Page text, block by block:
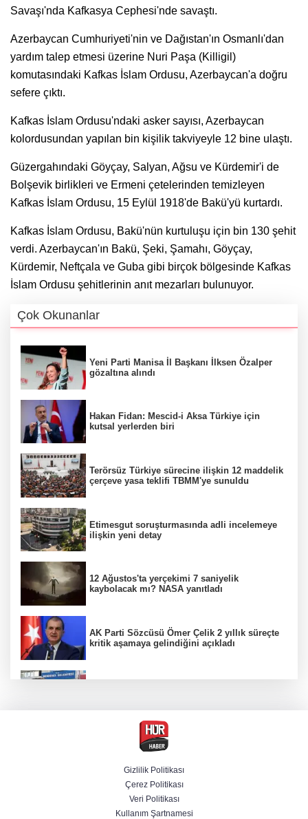
Savaşı'nda Kafkasya Cephesi'nde savaştı.
Azerbaycan Cumhuriyeti'nin ve Dağıstan'ın Osmanlı'dan
yardım talep etmesi üzerine Nuri Paşa (Killigil)
komutasındaki Kafkas İslam Ordusu, Azerbaycan'a doğru
sefere çıktı.
Kafkas İslam Ordusu'ndaki asker sayısı, Azerbaycan
kolordusundan yapılan bin kişilik takviyeyle 12 bine ulaştı.
Güzergahındaki Göyçay, Salyan, Ağsu ve Kürdemir'i de
Bolşevik birlikleri ve Ermeni çetelerinden temizleyen
Kafkas İslam Ordusu, 15 Eylül 1918'de Bakü'yü kurtardı.
Kafkas İslam Ordusu, Bakü'nün kurtuluşu için bin 130 şehit
verdi. Azerbaycan'ın Bakü, Şeki, Şamahı, Göyçay,
Kürdemir, Neftçala ve Guba gibi birçok bölgesinde Kafkas
İslam Ordusu şehitlerinin anıt mezarları bulunuyor.
Çok Okunanlar
Yeni Parti Manisa İl Başkanı İlksen Özalper
gözaltına alındı
Hakan Fidan: Mescid-i Aksa Türkiye için
kutsal yerlerden biri
Terörsüz Türkiye sürecine ilişkin 12 maddelik
çerçeve yasa teklifi TBMM'ye sunuldu
Etimesgut soruşturmasında adli incelemeye
ilişkin yeni detay
12 Ağustos'ta yerçekimi 7 saniyelik
kaybolacak mı? NASA yanıtladı
AK Parti Sözcüsü Ömer Çelik 2 yıllık süreçte
kritik aşamaya gelindiğini açıkladı
4 olayda izleri var! ''Ay Grubu'' çökertildi
Cumhurbaşkanı Erdoğan'dan Terörsüz
Türkiye vurgusu
Gizlilik Politikası
Çerez Politikası
Veri Politikası
Kullanım Şartnamesi